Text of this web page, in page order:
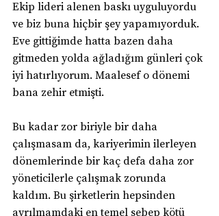
Ekip lideri alenen baskı uyguluyordu
ve biz buna hiçbir şey yapamıyorduk.
Eve gittiğimde hatta bazen daha
gitmeden yolda ağladığım günleri çok
iyi hatırlıyorum. Maalesef o dönemi
bana zehir etmişti.
Bu kadar zor biriyle bir daha
çalışmasam da, kariyerimin ilerleyen
dönemlerinde bir kaç defa daha zor
yöneticilerle çalışmak zorunda
kaldım. Bu şirketlerin hepsinden
ayrılmamdaki en temel sebep kötü